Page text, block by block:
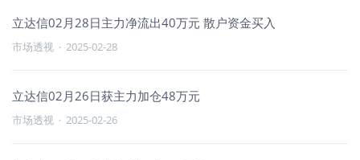
立达信02月28日主力净流出40万元 散户资金买入
市场透视 · 2025-02-28
立达信02月26日获主力加仓48万元
市场透视 · 2025-02-26